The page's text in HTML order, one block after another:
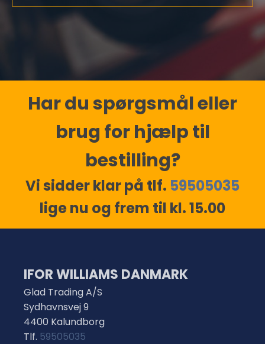
Har du spørgsmål eller
brug for hjælp til
bestilling?
Vi sidder klar på tlf. 59505035
lige nu og frem til kl. 15.00
IFOR WILLIAMS DANMARK
Glad Trading A/S
Sydhavnsvej 9
4400 Kalundborg
Tlf. 59505035